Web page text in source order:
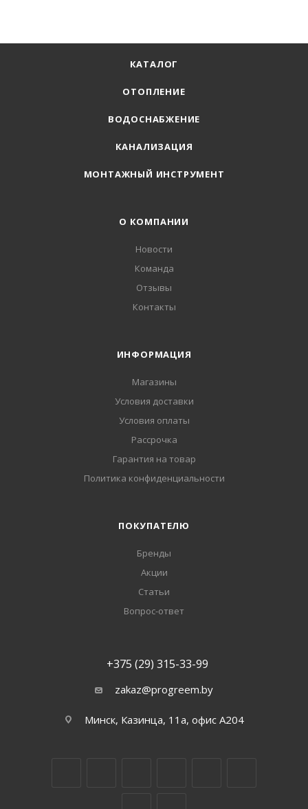
КАТАЛОГ
ОТОПЛЕНИЕ
ВОДОСНАБЖЕНИЕ
КАНАЛИЗАЦИЯ
МОНТАЖНЫЙ ИНСТРУМЕНТ
О КОМПАНИИ
Новости
Команда
Отзывы
Контакты
ИНФОРМАЦИЯ
Магазины
Условия доставки
Условия оплаты
Рассрочка
Гарантия на товар
Политика конфиденциальности
ПОКУПАТЕЛЮ
Бренды
Акции
Статьи
Вопрос-ответ
+375 (29) 315-33-99
zakaz@progreem.by
Минск, Казинца, 11а, офис А204